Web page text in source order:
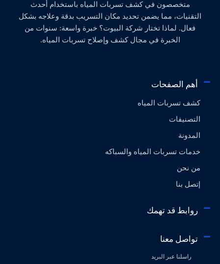
متخصصون في كشف تسربات المياه باستخدام أحدث
التقنيات، مما يضمن تحديد مكان التسريب بدقة وعلاجه بشكل
فعال. لماذا تختار شركة البيوت؟ خبرة واسعة: سنوات من
الخبرة في مجال كشف وإصلاح تسربات المياه.
أهم الصفحات
كشف تسربات المياه
التصنيفات
المدونة
خدمات تسربات المياه والسباكه
من نحن
إتصل بنا
روابط قد تهمك
تواصل معنا
راسلنا عبر البريد